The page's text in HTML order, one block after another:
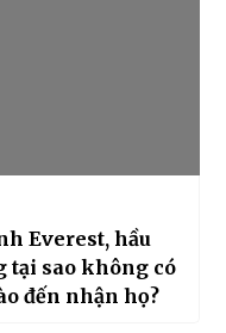
Everest, hầu
tại sao không có
đến nhận họ?